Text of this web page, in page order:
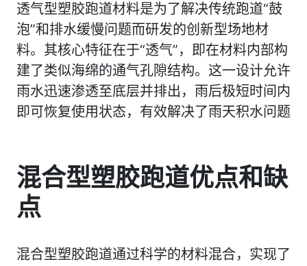
透气型塑胶跑道材料是为了解决传统跑道“鼓
泡”和排水缓慢问题而研发的创新型场地材
料。其核心特征在于‍“透气”‍，即在材料内部构
建了类似海绵的通气孔隙结构。这一设计允许
雨水迅速渗透至底层并排出，雨后极短时间内
即可恢复使用状态，有效解决了雨天积水问题
混合型塑胶跑道优点和缺
点
混合型塑胶跑道通过科学的材料混合，实现了